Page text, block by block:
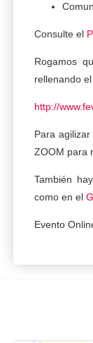
Consulte el
Rogamos
rellenando
http://
Para
ZOOM para
También
como en el
Evento